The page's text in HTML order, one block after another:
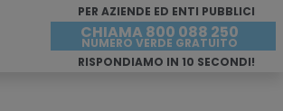
PER AZIENDE ED ENTI PUBBLICI
CHIAMA 800 088 250
NUMERO VERDE GRATUITO
RISPONDIAMO IN 10 SECONDI!